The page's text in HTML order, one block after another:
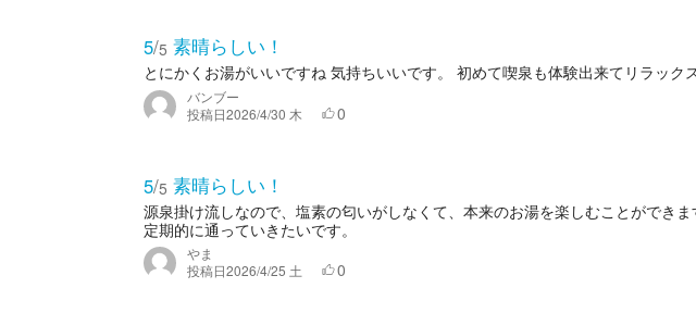
5/5 素晴らしい！
とにかくお湯がいいですね 気持ちいいです。 初めて喫泉も体験出来てリラック
バンブー
投稿日2026/4/30 木 0
5/5 素晴らしい！
源泉掛け流しなので、塩素の匂いがしなくて、本来のお湯を楽しむことができま
定期的に通っていきたいです。
やま
投稿日2026/4/25 土 0